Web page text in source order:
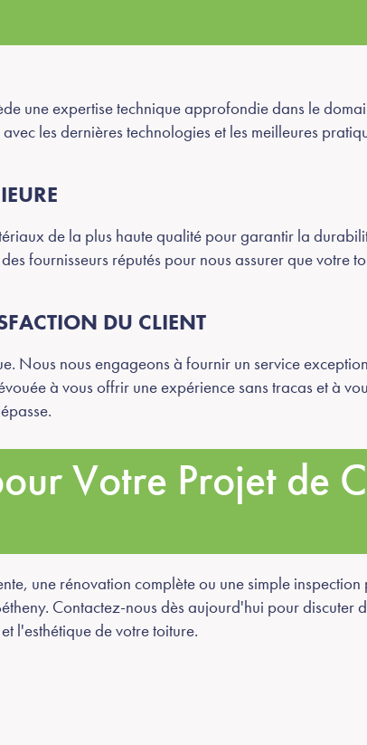
une expertise technique approfondie dans le
les dernières technologies et les meilleures
de la plus haute qualité pour garantir la
fournisseurs réputés pour nous assurer que votre
DU CLIENT
Nous nous engageons à fournir un service
à vous offrir une expérience sans tracas et à
Votre Projet de
une rénovation complète ou une simple
Contactez-nous dès aujourd'hui pour discuter
l'esthétique de votre toiture.